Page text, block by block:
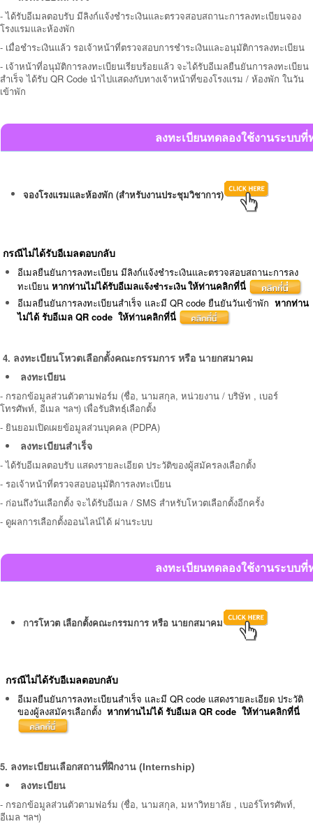
-ได้รับอีเมลตอบรับ มีลิงก์แจ้งชำระเงินและตรวจสอบสถานะการลงทะเบียนจอง
โรงแรมและห้องพัก
- เมื่อชำระเงินแล้ว รอเจ้าหน้าที่ตรวจสอบการชำระเงินและอนุมัติการลงทะเบียน
- เจ้าหน้าที่อนุมัติการลงทะเบียนเรียบร้อยแล้ว จะได้รับอีเมลยืนยันการลงทะเบียน
สำเร็จ ได้รับ QR Code นำไปแสดงกับทางเจ้าหน้าที่ของโรงแรม / ห้องพัก ในวัน
เข้าพัก
ลงทะเบียนทดลองใช้งานระบบที่
จองโรงแรมและห้องพัก (สำหรับงานประชุมวิชาการ)
กรณีไม่ได้รับอีเมลตอบกลับ
อีเมลยืนยันการลงทะเบียน มีลิงก์แจ้งชำระเงินและตรวจสอบสถานะการลง
ทะเบียน หากท่านไม่ได้รับอีเมลแจ้งชำระเงินให้ท่านคลิกที่นี่
อีเมลยืนยันการลงทะเบียนสำเร็จ และมี QR code ยืนยันวันเข้าพัก หากท่าน
ไม่ได้ รับอีเมล QR code ให้ท่านคลิกที่นี่
4. ลงทะเบียนโหวตเลือกตั้งคณะกรรมการ หรือ นายกสมาคม
ลงทะเบียน
- กรอกข้อมูลส่วนตัวตามฟอร์ม (ชื่อ, นามสกุล, หน่วยงาน / บริษัท , เบอร์
โทรศัพท์, อีเมล ฯลฯ) เพื่อรับสิทธฺ์เลือกตั้ง
- ยินยอมเปิดเผยข้อมูลส่วนบุคคล (PDPA)
ลงทะเบียนสำเร็จ
- ได้รับอีเมลตอบรับ แสดงรายละเอียด ประวัติของผู้สมัครลงเลือกตั้ง
- รอเจ้าหน้าที่ตรวจสอบอนุมัติการลงทะเบียน
- ก่อนถึงวันเลือกตั้ง จะได้รับอีเมล / SMS สำหรับโหวตเลือกตั้งอีกครั้ง
- ดูผลการเลือกตั้งออนไลน์ได้ ผ่านระบบ
ลงทะเบียนทดลองใช้งานระบบที่
การโหวต เลือกตั้งคณะกรรมการ หรือ นายกสมาคม
กรณีไม่ได้รับอีเมลตอบกลับ
อีเมลยืนยันการลงทะเบียนสำเร็จ และมี QR code แสดงรายละเอียด ประวัติ
ของผู้ลงสมัครเลือกตั้ง หากท่านไม่ได้ รับอีเมล QR code ให้ท่านคลิกที่นี่
5. ลงทะเบียนเลือกสถานที่ฝึกงาน (Internship)
ลงทะเบียน
- กรอกข้อมูลส่วนตัวตามฟอร์ม (ชื่อ, นามสกุล, มหาวิทยาลัย , เบอร์โทรศัพท์,
อีเมล ฯลฯ)